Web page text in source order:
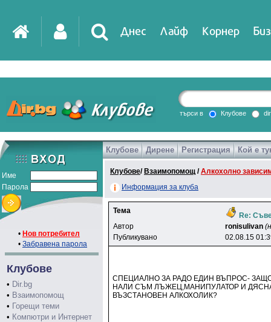
Днес Лайф Корнер
DirTV Impressio
Games
търси в Клубове
Име
Парола
• Нов потребител
• Забравена парола
Клубове
• Dir.bg
• Взаимопомощ
• Горещи теми
• Компютри и Интернет
Клубове Дирене Регистрация Кой е
Клубове/ Взаимопомощ /Алкохолно
Информация за клуба
Тема
Re:
Автор
ronisulivan
Публикувано
02.08.15
СПЕЦИАЛНО ЗА РАДО ЕДИН ВЪПРОС-
НАЛИ СЪМ ЛЪЖЕЦ,МАНИПУЛАТОР И
ВЪЗСТАНОВЕН АЛКОХОЛИК?